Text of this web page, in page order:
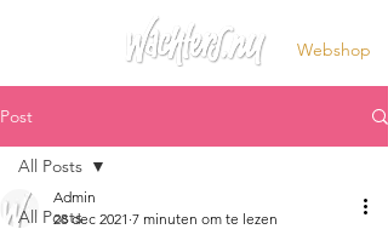
Webshop
Post
All Posts
All Posts
Admin
28 dec 2021 7 minuten om te lezen